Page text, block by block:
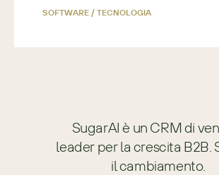
SOFTWARE / TECNOLOGIA
SugarAI è un CRM di
leader per la crescita B2B.
il cambiamento.